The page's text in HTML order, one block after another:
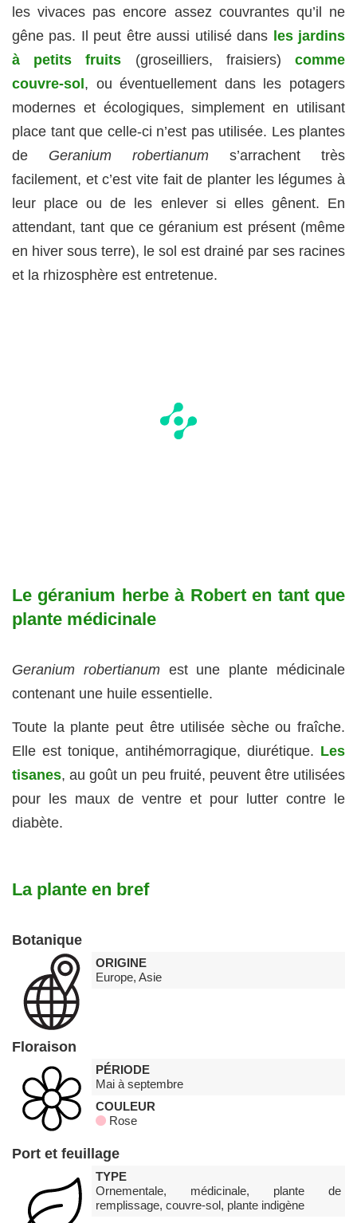
les vivaces pas encore assez couvrantes qu’il ne
gêne pas. Il peut être aussi utilisé dans les jardins
à petits fruits (groseilliers, fraisiers)comme
couvre-sol , ou éventuellement dans les potagers
modernes et écologiques, simplement en utilisant
place tant que celle-ci n’est pas utilisée. Les plantes
de Geranium robertianum s’arrachent très
facilement, et c’est vite fait de planter les légumes à
leur place ou de les enlever si elles gênent. En
attendant, tant que ce géranium est présent (même
en hiver sous terre), le sol est drainé par ses racines
et la rhizosphère est entretenue.
Le géranium herbe à Robert en tant que
plante médicinale
Geranium robertianumest une plante médicinale
contenant une huile essentielle.
Toute la plante peut être utilisée sèche ou fraîche.
Elle est tonique, antihémorragique, diurétique. Les
tisanes, au goût un peu fruité, peuvent être utilisées
pour les maux de ventre et pour lutter contre le
diabète.
La plante en bref
Botanique
ORIGINE
Europe, Asie
Floraison
PÉRIODE
Mai à septembre
COULEUR
Rose
Port et feuillage
TYPE
Ornementale, médicinale, plante de
remplissage, couvre-sol, plante indigène